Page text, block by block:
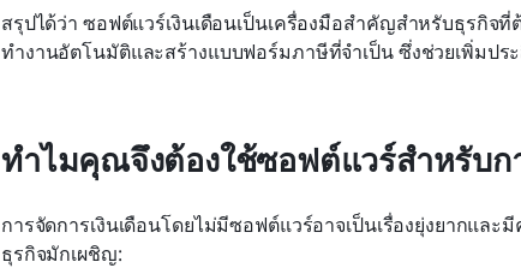
สรุปได้ว่า ซอฟต์แวร์เงินเดือนเป็นเครื่องมือสำคัญสำหรับธุรกิจที่
ทำงานอัตโนมัติและสร้างแบบฟอร์มภาษีที่จำเป็น ซึ่งช่วยเพิ่มป
ทำไมคุณจึงต้องใช้ซอฟต์แวร์สำหรับก
การจัดการเงินเดือนโดยไม่มีซอฟต์แวร์อาจเป็นเรื่องยุ่งยากแ
ธุรกิจมักเผชิญ: